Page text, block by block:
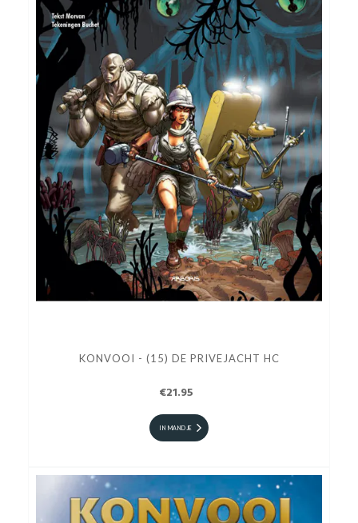
KONVOOI - (15) DE PRIVEJACHT HC
€21.95
IN MANDJE